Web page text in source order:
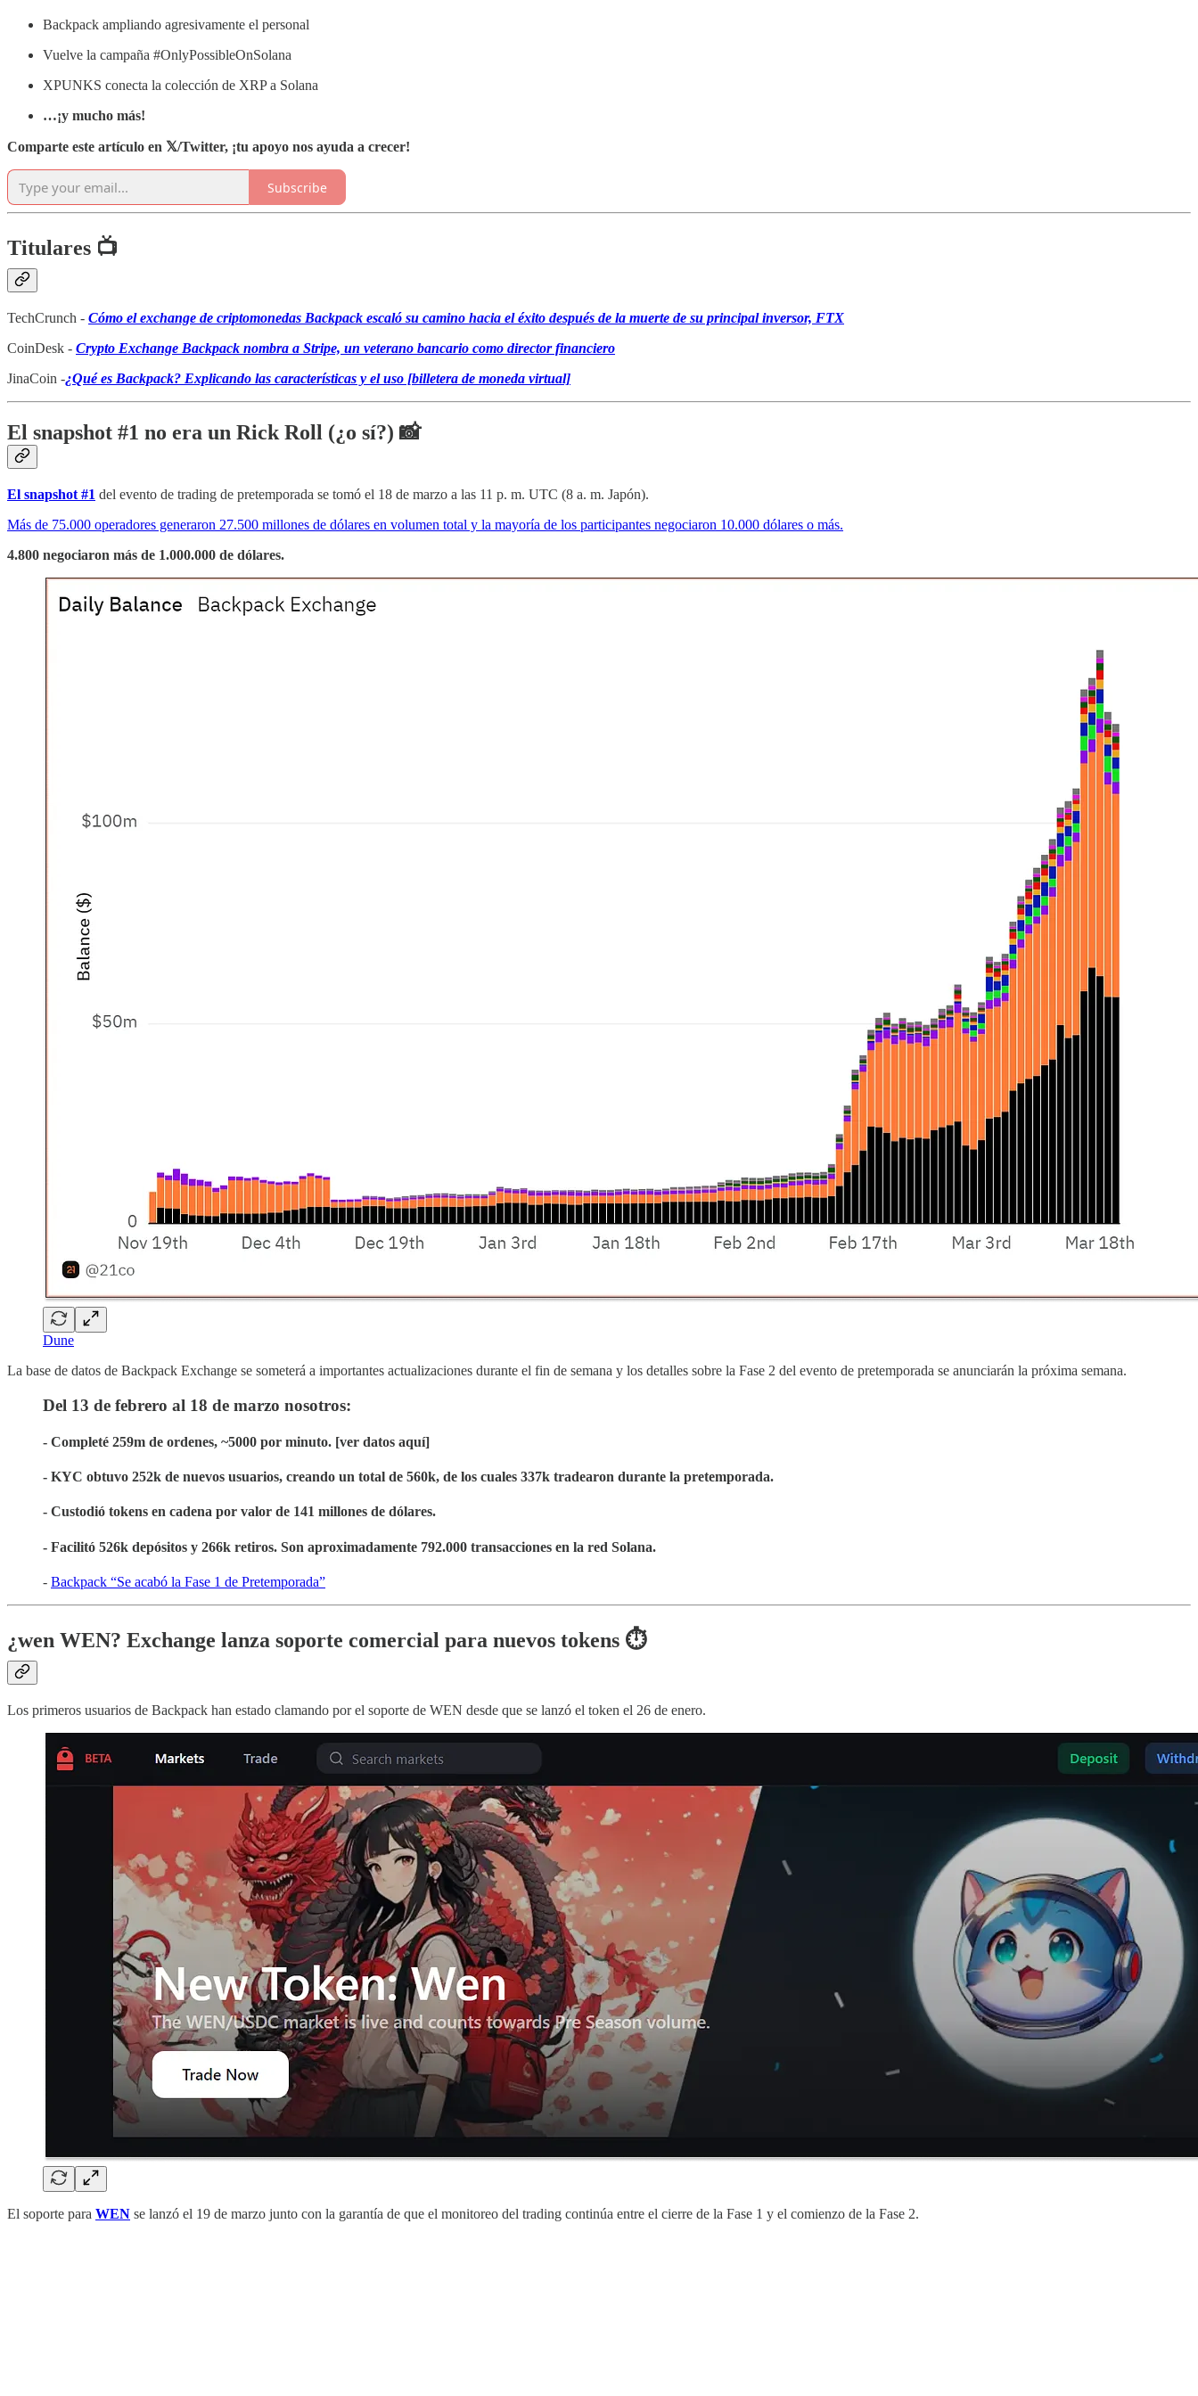
Backpack ampliando agresivamente el personal
Vuelve la campaña #OnlyPossibleOnSolana
XPUNKS conecta la colección de XRP a Solana
…¡y mucho más!
Comparte este artículo en 𝕏/Twitter, ¡tu apoyo nos ayuda a crecer!
Subscribe
Titulares 📺
TechCrunch - Cómo el exchange de criptomonedas Backpack escaló su camino hacia el éxito después de la muerte de su principal inversor, FTX
CoinDesk - Crypto Exchange Backpack nombra a Stripe, un veterano bancario como director financiero
JinaCoin -¿Qué es Backpack? Explicando las características y el uso [billetera de moneda virtual]
El snapshot #1 no era un Rick Roll (¿o sí?) 📸
El snapshot #1 del evento de trading de pretemporada se tomó el 18 de marzo a las 11 p. m. UTC (8 a. m. Japón).
Más de 75.000 operadores generaron 27.500 millones de dólares en volumen total y la mayoría de los participantes negociaron 10.000 dólares o más.
4.800 negociaron más de 1.000.000 de dólares.
Dune
La base de datos de Backpack Exchange se someterá a importantes actualizaciones durante el fin de semana y los detalles sobre la Fase 2 del evento de pretemporada se anunciarán la próxima semana.
Del 13 de febrero al 18 de marzo nosotros:
- Completé 259m de ordenes, ~5000 por minuto. [ver datos aquí]
- KYC obtuvo 252k de nuevos usuarios, creando un total de 560k, de los cuales 337k tradearon durante la pretemporada.
- Custodió tokens en cadena por valor de 141 millones de dólares.
- Facilitó 526k depósitos y 266k retiros. Son aproximadamente 792.000 transacciones en la red Solana.
- Backpack “Se acabó la Fase 1 de Pretemporada”
¿wen WEN? Exchange lanza soporte comercial para nuevos tokens ⏱️
Los primeros usuarios de Backpack han estado clamando por el soporte de WEN desde que se lanzó el token el 26 de enero.
El soporte para WEN se lanzó el 19 de marzo junto con la garantía de que el monitoreo del trading continúa entre el cierre de la Fase 1 y el comienzo de la Fase 2.